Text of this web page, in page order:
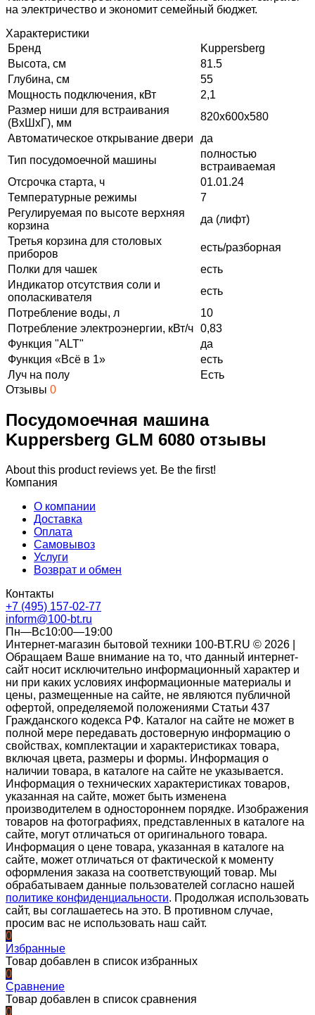
на электричество и экономит семейный бюджет.
Характеристики
Бренд
Kuppersberg
Высота, см
81.5
Глубина, см
55
Мощность подключения, кВт
2,1
Размер ниши для встраивания
(ВхШхГ), мм
820x600x580
Автоматическое открывание двери
да
Тип посудомоечной машины
полностью
встраиваемая
Отсрочка старта, ч
01.01.24
Температурные режимы
7
Регулируемая по высоте верхняя
корзина
да (лифт)
Третья корзина для столовых
приборов
есть/разборная
Полки для чашек
есть
Индикатор отсутствия соли и
ополаскивателя
есть
Потребление воды, л
10
Потребление электроэнергии, кВт/ч 0,83
Функция "ALT"
да
Функция «Всё в 1»
есть
Луч на полу
Есть
Отзывы 0
Посудомоечная машина
Kuppersberg GLM 6080 отзывы
About this product reviews yet. Be the first!
Компания
О компании
Доставка
Оплата
Самовывоз
Услуги
Возврат и обмен
Контакты
+7 (495) 157-02-77
inform@100-bt.ru
Пн—Вс10:00—19:00
Интернет-магазин бытовой техники 100-BT.RU © 2026 |
Обращаем Ваше внимание на то, что данный интернет-
сайт носит исключительно информационный характер и
ни при каких условиях информационные материалы и
цены, размещенные на сайте, не являются публичной
офертой, определяемой положениями Статьи 437
Гражданского кодекса РФ. Каталог на сайте не может в
полной мере передавать достоверную информацию о
свойствах, комплектации и характеристиках товара,
включая цвета, размеры и формы. Информация о
наличии товара, в каталоге на сайте не указывается.
Информация о технических характеристиках товаров,
указанная на сайте, может быть изменена
производителем в одностороннем порядке. Изображения
товаров на фотографиях, представленных в каталоге на
сайте, могут отличаться от оригинального товара.
Информация о цене товара, указанная в каталоге на
сайте, может отличаться от фактической к моменту
оформления заказа на соответствующий товар. Мы
обрабатываем данные пользователей согласно нашей
политике конфиденциальности. Продолжая использовать
сайт, вы соглашаетесь на это. В противном случае,
просим вас не использовать наш сайт.
0
Избранные
Товар добавлен в список избранных
0
Сравнение
Товар добавлен в список сравнения
0